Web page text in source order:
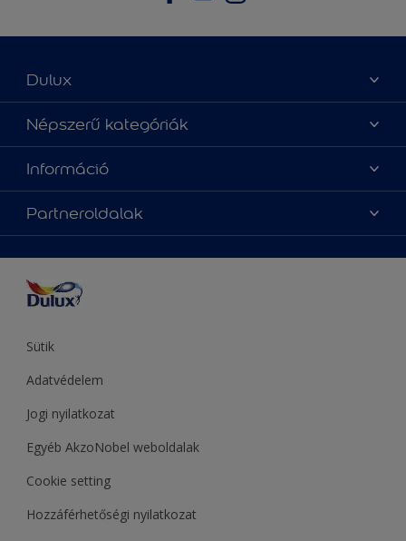
Dulux
Üzlet keresése
Oldaltérkép
Elérhetőségek
Népszerű kategóriák
Az év Dulux színe
Festési tanácsok
Inspiráció
Információ
Színpontosság
Hozzáférhetőség
Partneroldalak
Hammerite
Sadolin
Sütik
Adatvédelem
Jogi nyilatkozat
Egyéb AkzoNobel weboldalak
Cookie setting
Hozzáférhetőségi nyilatkozat